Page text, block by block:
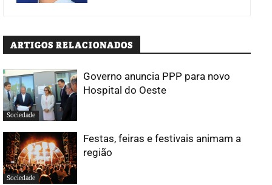
ARTIGOS RELACIONADOS
Sociedade
Governo anuncia PPP para novo
Hospital do Oeste
Sociedade
Festas, feiras e festivais animam a
região